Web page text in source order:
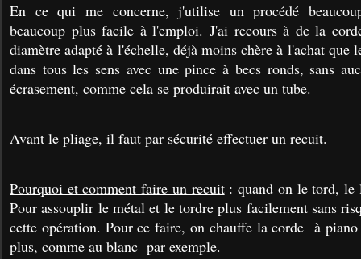
En ce qui me concerne, j'utilise un procédé
beaucoup plus facile à l'emploi. J'ai recours à de la
diamètre adapté à l'échelle, déjà moins chère à l'achat que
dans tous les sens avec une pince à becs ronds, sans
écrasement, comme cela se produirait avec un tube.
Avant le pliage, il faut par sécurité effectuer un recuit.
Pourquoi et comment faire un recuit: quand on le tord, le
Pour assouplir le métal et le tordre plus facilement sans
cette opération. Pour ce faire, on chauffe la corde à
plus, comme au blanc par exemple.